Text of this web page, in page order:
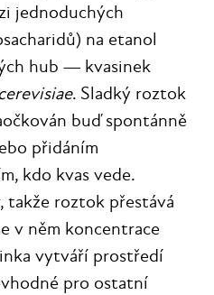
jednoduchých
na etanol
hub — kvasinek
. Sladký roztok
buď spontánně
přidáním
kdo kvas vede.
takže roztok přestává
v něm koncentrace
vytváří prostředí
pro ostatní